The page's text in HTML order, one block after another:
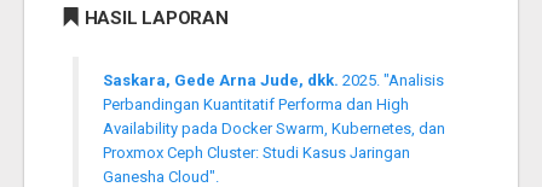
HASIL LAPORAN
Saskara, Gede Arna Jude, dkk. 2025. "Analisis
Perbandingan Kuantitatif Performa dan High
Availability pada Docker Swarm, Kubernetes, dan
Proxmox Ceph Cluster: Studi Kasus Jaringan
Ganesha Cloud".